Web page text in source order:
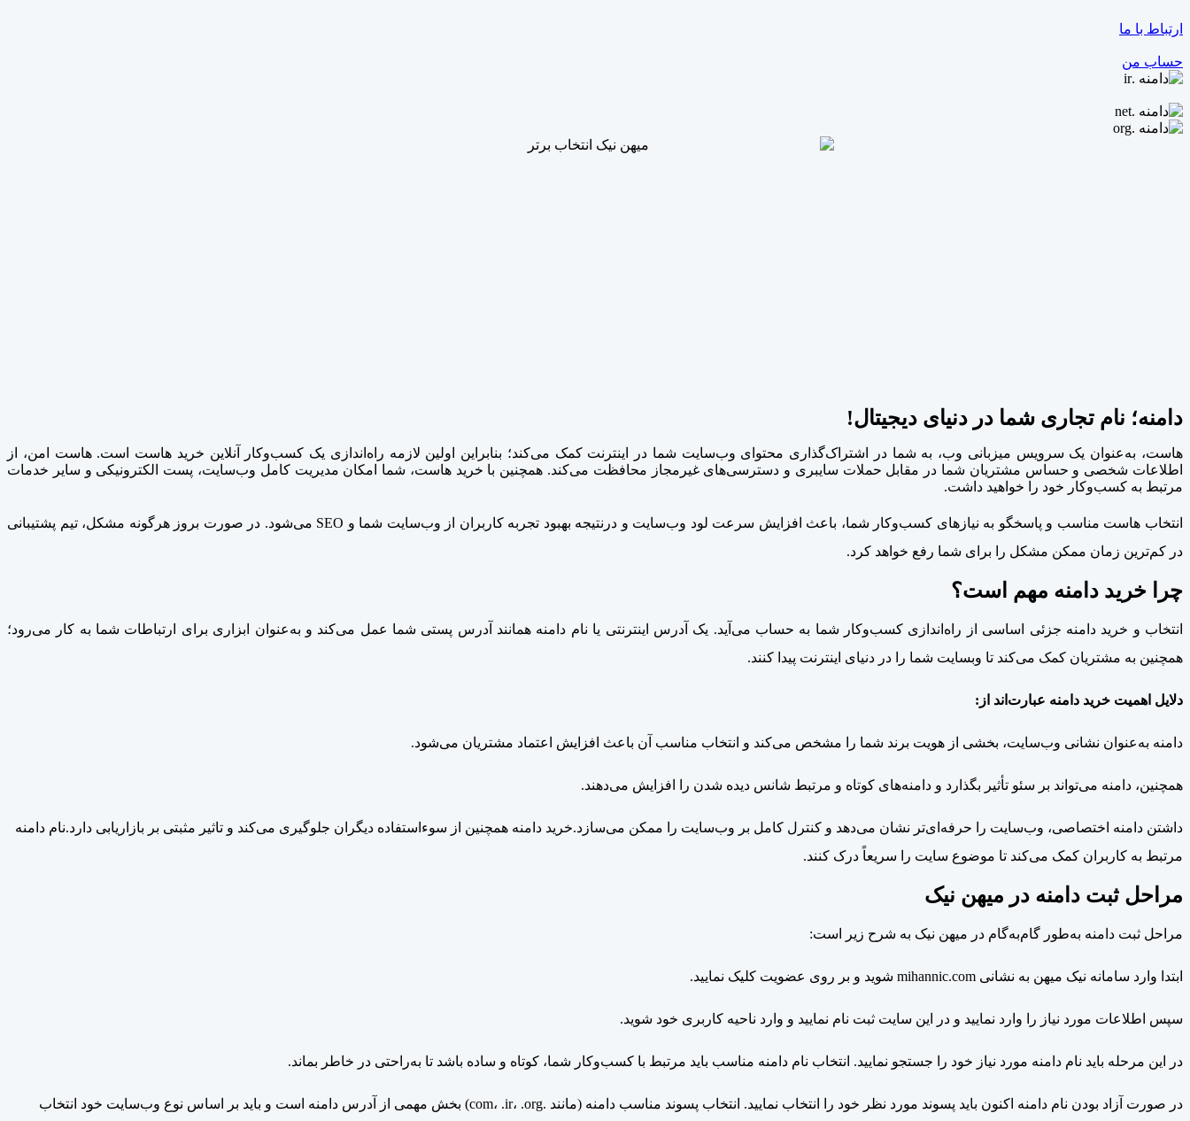
ارتباط با ما
حساب من
دامنه؛ نام تجاری شما در دنیای دیجیتال!
هاست، به‌عنوان یک سرویس میزبانی وب، به شما در اشتراک‌گذاری محتوای وب‌سایت شما در اینترنت کمک می‌کند؛ بنابراین اولین لازمه‌ راه‌اندازی یک کسب‌وکار آنلاین خرید هاست است. هاست امن، از
اطلاعات شخصی و حساس مشتریان شما در مقابل حملات سایبری و دسترسی‌های غیرمجاز محافظت می‌کند. همچنین با خرید هاست، شما امکان مدیریت کامل وب‌سایت، پست الکترونیکی و سایر خدمات
مرتبط به کسب‌وکار خود را خواهید داشت.
انتخاب هاست مناسب و پاسخگو به نیازهای کسب‌وکار شما، باعث افزایش سرعت لود وب‌سایت و درنتیجه بهبود تجربه کاربران از وب‌سایت شما و SEO می‌شود. در صورت بروز هرگونه مشکل، تیم پشتیبانی
در کم‌ترین زمان ممکن مشکل را برای شما رفع خواهد کرد.
چرا خرید دامنه مهم است؟
انتخاب و خرید دامنه جزئی اساسی از راه‌اندازی کسب‌وکار شما به حساب می‌آید. یک آدرس اینترنتی یا نام دامنه همانند آدرس پستی شما عمل می‌کند و به‌عنوان ابزاری برای ارتباطات شما به کار می‌رود؛
همچنین به مشتریان کمک می‌کند تا وبسایت شما را در دنیای اینترنت پیدا کنند.
دلایل اهمیت خرید دامنه عبارت‌اند از:
دامنه به‌عنوان نشانی وب‌سایت، بخشی از هویت برند شما را مشخص می‌کند و انتخاب مناسب آن باعث افزایش اعتماد مشتریان می‌شود.
همچنین، دامنه می‌تواند بر سئو تأثیر بگذارد و دامنه‌های کوتاه و مرتبط شانس دیده شدن را افزایش می‌دهند.
داشتن دامنه اختصاصی، وب‌سایت را حرفه‌ای‌تر نشان می‌دهد و کنترل کامل بر وب‌سایت را ممکن می‌سازد.خرید دامنه همچنین از سوءاستفاده دیگران جلوگیری می‌کند و تاثیر مثبتی بر بازاریابی دارد.نام دامنه
مرتبط به کاربران کمک می‌کند تا موضوع سایت را سریعاً درک کنند.
مراحل ثبت دامنه در میهن نیک
مراحل ثبت دامنه به‌طور گام‌به‌گام در میهن نیک به شرح زیر است:
ابتدا وارد سامانه نیک میهن به نشانی mihannic.com شوید و بر روی عضویت کلیک نمایید.
سپس اطلاعات مورد نیاز را وارد نمایید و در این سایت ثبت نام نمایید و وارد ناحیه کاربری خود شوید.
در این مرحله باید نام دامنه مورد نیاز خود را جستجو نمایید. انتخاب نام دامنه مناسب باید مرتبط با کسب‌وکار شما، کوتاه و ساده باشد تا به‌راحتی در خاطر بماند.
در صورت آزاد بودن نام دامنه اکنون باید پسوند مورد نظر خود را انتخاب نمایید. انتخاب پسوند مناسب دامنه (مانند .com، .ir، .org) بخش مهمی از آدرس دامنه است و باید بر اساس نوع وب‌سایت خود انتخاب